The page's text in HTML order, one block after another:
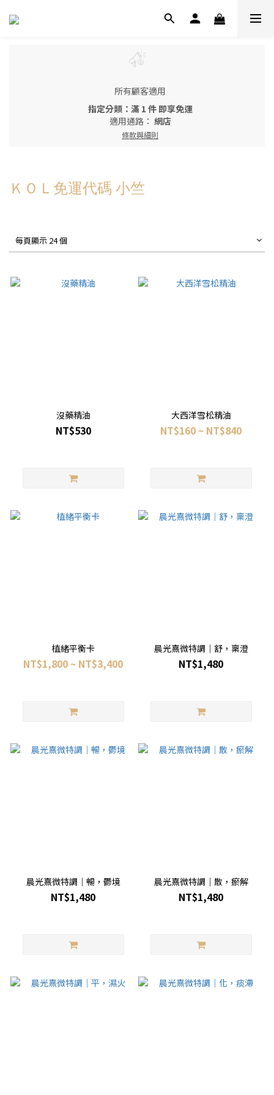
所有顧客適用
指定分類：滿 1 件 即享免運
適用通路： 網店
條款與細則
ＫＯＬ免運代碼 小竺
每頁顯示 24 個
沒藥精油
NT$530
大西洋雪松精油
NT$160 ~ NT$840
植緒平衡卡
NT$1,800 ~ NT$3,400
晨光熹微特調｜舒，稟澄
NT$1,480
晨光熹微特調｜暢，鬱境
NT$1,480
晨光熹微特調｜散，瘀解
NT$1,480